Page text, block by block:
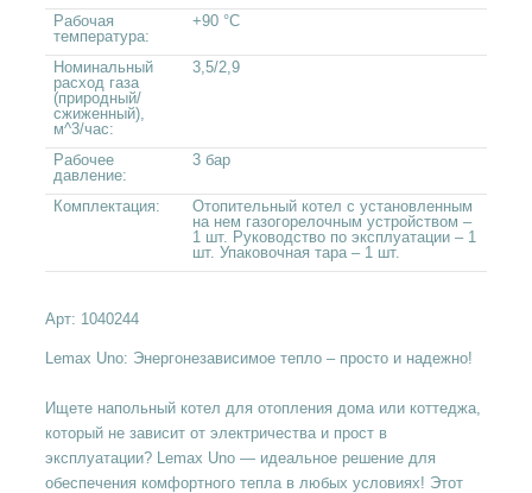
Рабочая
температура:
+90 °C
Номинальный
расход газа
(природный/
сжиженный),
м^3/час:
3,5/2,9
Рабочее
давление:
3 бар
Комплектация:
Отопительный котел с установленным
на нем газогорелочным устройством –
1 шт. Руководство по эксплуатации – 1
шт. Упаковочная тара – 1 шт.
Арт: 1040244
Lemax Uno: Энергонезависимое тепло – просто и надежно!
Ищете напольный котел для отопления дома или коттеджа,
который не зависит от электричества и прост в
эксплуатации? Lemax Uno — идеальное решение для
обеспечения комфортного тепла в любых условиях! Этот